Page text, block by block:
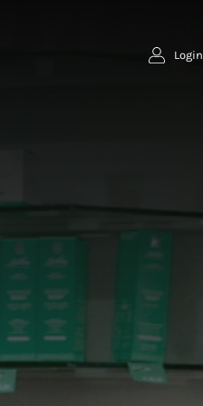
Login